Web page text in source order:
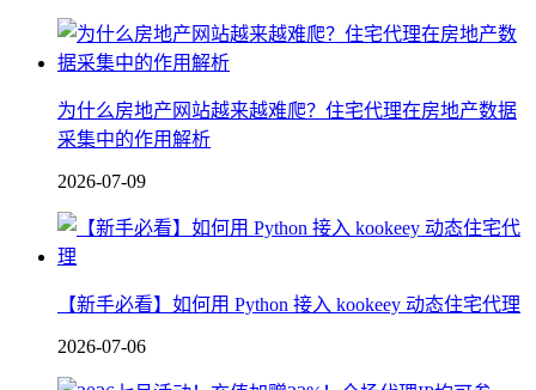
为什么房地产网站越来越难爬？住宅代理在房地产数据
采集中的作用解析
2026-07-09
【新手必看】如何用 Python 接入 kookeey 动态住宅代理
2026-07-06